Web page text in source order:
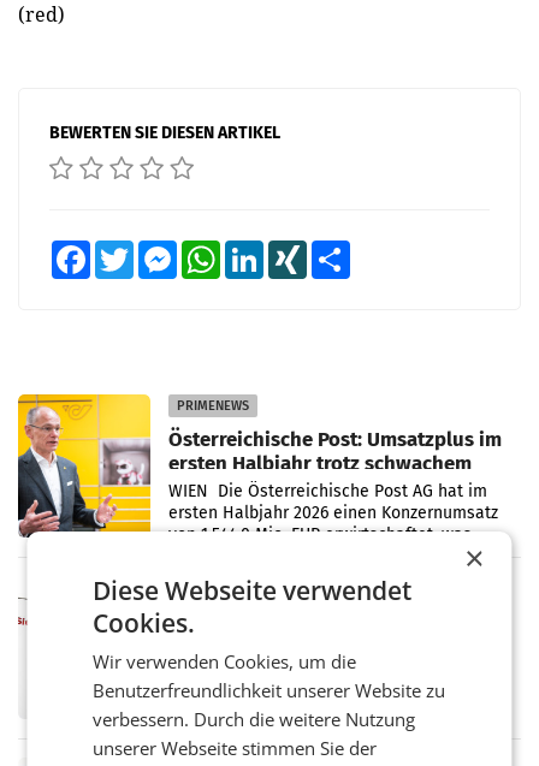
(red)
BEWERTEN SIE DIESEN ARTIKEL
FacebookTwitter MessengerWhatsAppLinkedInXING
PRIMENEWS
Österreichische Post: Umsatzplus im
ersten Halbjahr trotz schwachem
Briefgeschäft
WIEN Die Österreichische Post AG hat im
ersten Halbjahr 2026 einen Konzernumsatz
von 1.544,0 Mio. EUR erwirtschaftet, was
einem Plus von 3,8 Prozent gegenüber dem
Vergleichszeitraum
MARKETING & MEDIA
ProSiebenSat.1 spart und macht
UNTERFÖHRING/MAILAND/AMSTERDAM. Der
Fernsehkonzern ProSiebenSat.1 hat im
wieder Gewinn gemacht und die
Markterwartung deutlich übertroffen.
×
Diese Webseite verwendet
Cookies.
Wir verwenden Cookies, um die
Benutzerfreundlichkeit unserer Website zu
verbessern. Durch die weitere Nutzung
unserer Webseite stimmen Sie der